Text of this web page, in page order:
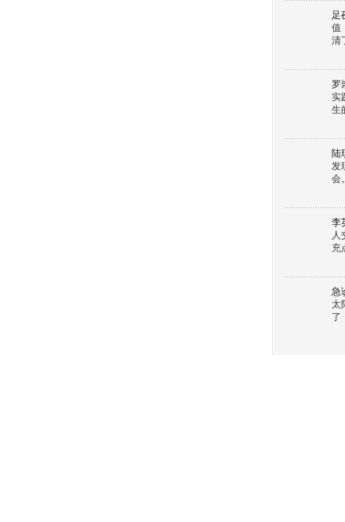
足
值
清
罗
实
生
陆
发
会
李
人
充
急
太
了